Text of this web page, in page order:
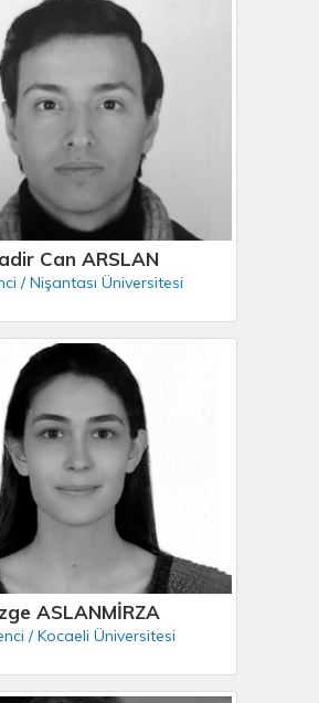
Can ARSLAN
/ Nişantası Üniversitesi
ASLANMİRZA
/ Kocaeli Üniversitesi